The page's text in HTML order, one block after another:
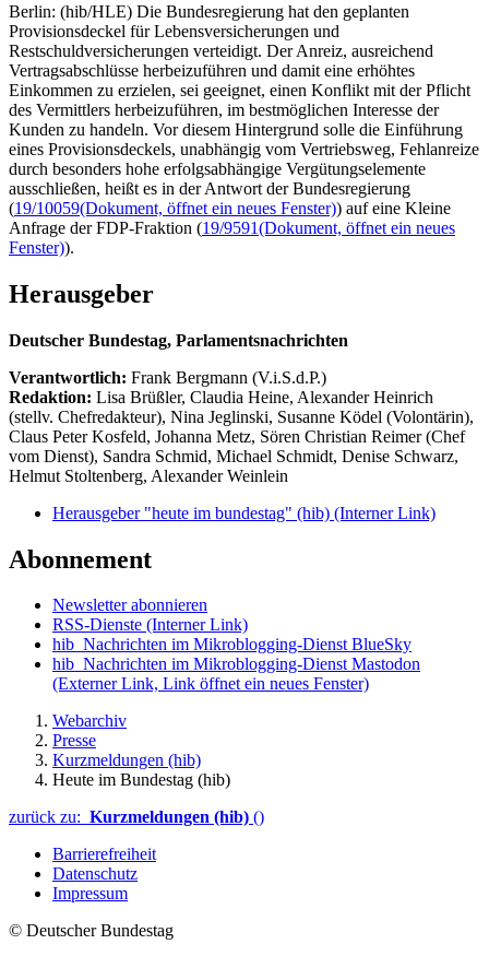
Berlin: (hib/HLE) Die Bundesregierung hat den geplanten
Provisionsdeckel für Lebensversicherungen und
Restschuldversicherungen verteidigt. Der Anreiz, ausreichend
Vertragsabschlüsse herbeizuführen und damit eine erhöhtes
Einkommen zu erzielen, sei geeignet, einen Konflikt mit der Pflicht
des Vermittlers herbeizuführen, im bestmöglichen Interesse der
Kunden zu handeln. Vor diesem Hintergrund solle die Einführung
eines Provisionsdeckels, unabhängig vom Vertriebsweg, Fehlanreize
durch besonders hohe erfolgsabhängige Vergütungselemente
ausschließen, heißt es in der Antwort der Bundesregierung
(19/10059(Dokument, öffnet ein neues Fenster)) auf eine Kleine
Anfrage der FDP-Fraktion (19/9591(Dokument, öffnet ein neues
Fenster)).
Herausgeber
Deutscher Bundestag, Parlamentsnachrichten
Verantwortlich: Frank Bergmann (V.i.S.d.P.)
Redaktion: Lisa Brüßler, Claudia Heine, Alexander Heinrich
(stellv. Chefredakteur), Nina Jeglinski, Susanne Ködel (Volontärin),
Claus Peter Kosfeld, Johanna Metz, Sören Christian Reimer (Chef
vom Dienst), Sandra Schmid, Michael Schmidt, Denise Schwarz,
Helmut Stoltenberg, Alexander Weinlein
Herausgeber "heute im bundestag" (hib) (Interner Link)
Abonnement
Newsletter abonnieren
RSS-Dienste (Interner Link)
hib_Nachrichten im Mikroblogging-Dienst BlueSky
hib_Nachrichten im Mikroblogging-Dienst Mastodon
(Externer Link, Link öffnet ein neues Fenster)
Webarchiv
Presse
Kurzmeldungen (hib)
Heute im Bundestag (hib)
zurück zu: Kurzmeldungen (hib) ()
Barrierefreiheit
Datenschutz
Impressum
© Deutscher Bundestag